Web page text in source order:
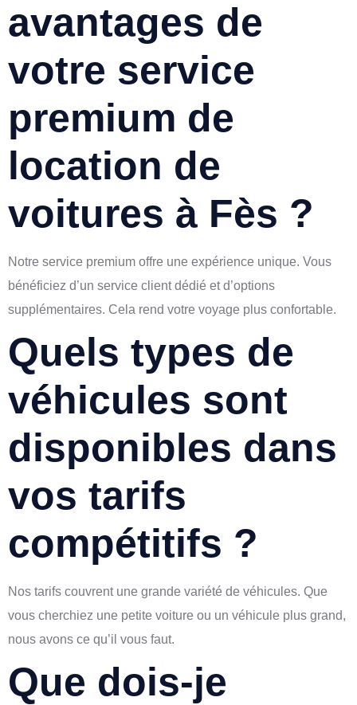
avantages de
votre service
premium de
location de
voitures à Fès ?
Notre service premium offre une expérience unique. Vous
bénéficiez d’un service client dédié et d’options
supplémentaires. Cela rend votre voyage plus confortable.
Quels types de
véhicules sont
disponibles dans
vos tarifs
compétitifs ?
Nos tarifs couvrent une grande variété de véhicules. Que
vous cherchiez une petite voiture ou un véhicule plus grand,
nous avons ce qu’il vous faut.
Que dois-je